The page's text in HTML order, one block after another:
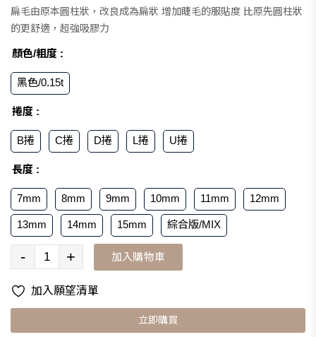
扁毛由原本圓柱狀，改良成為扁狀 增加睫毛的服貼度 比原先圓柱狀
的更舒適，超強吸膠力
顏色/粗度 :
黑色/0.15t
捲度 :
B捲 C捲 D捲 L捲 U捲
長度 :
7mm 8mm 9mm 10mm 11mm 12mm
13mm 14mm 15mm 綜合版/MIX
- + 加入購物車
加入願望清單
立即購買